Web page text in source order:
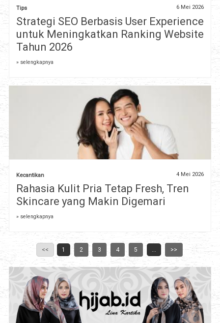
Tips 6 Mei 2026
Strategi SEO Berbasis User Experience
untuk Meningkatkan Ranking Website
Tahun 2026
» selengkapnya
Kecantikan 4 Mei 2026
Rahasia Kulit Pria Tetap Fresh, Tren
Skincare yang Makin Digemari
» selengkapnya
<< 1 2 3 4 5 ... >>